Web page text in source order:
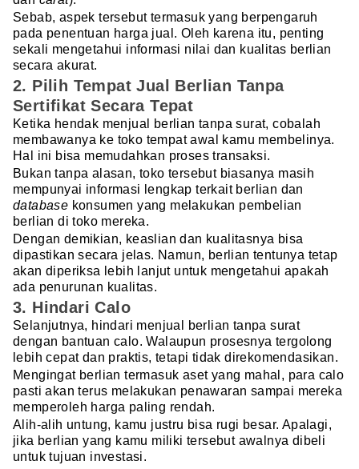
Sebab, aspek tersebut termasuk yang berpengaruh
pada penentuan harga jual. Oleh karena itu, penting
sekali mengetahui informasi nilai dan kualitas berlian
secara akurat.
2. Pilih Tempat Jual Berlian Tanpa
Sertifikat Secara Tepat
Ketika hendak menjual berlian tanpa surat, cobalah
membawanya ke toko tempat awal kamu membelinya.
Hal ini bisa memudahkan proses transaksi.
Bukan tanpa alasan, toko tersebut biasanya masih
mempunyai informasi lengkap terkait berlian dan
database konsumen yang melakukan pembelian
berlian di toko mereka.
Dengan demikian, keaslian dan kualitasnya bisa
dipastikan secara jelas. Namun, berlian tentunya tetap
akan diperiksa lebih lanjut untuk mengetahui apakah
ada penurunan kualitas.
3. Hindari Calo
Selanjutnya, hindari menjual berlian tanpa surat
dengan bantuan calo. Walaupun prosesnya tergolong
lebih cepat dan praktis, tetapi tidak direkomendasikan.
Mengingat berlian termasuk aset yang mahal, para calo
pasti akan terus melakukan penawaran sampai mereka
memperoleh harga paling rendah.
Alih-alih untung, kamu justru bisa rugi besar. Apalagi,
jika berlian yang kamu miliki tersebut awalnya dibeli
untuk tujuan investasi.